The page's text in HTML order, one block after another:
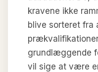
kravene ikke
blive sorteret fra
grundlæggende
vil sige at være